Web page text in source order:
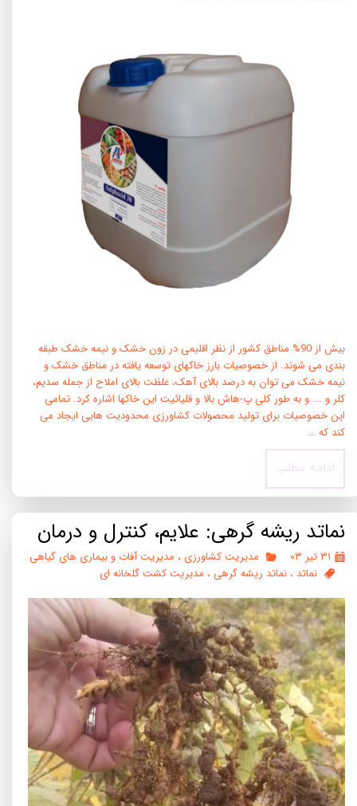
بیش از 90% مناطق کشور از نظر اقلیمی در زون خشک و نیمه خشک طبقه
بندی می شوند. از خصوصیات بارز خاکهای توسعه یافته در مناطق خشک و
نیمه خشک می توان به درصد بالای آهک، غلظت بالای املاح از جمله سدیم،
کلر و ... و به طور کلی پ-هاش بالا و قلیائیت این خاکها اشاره کرد. تمامی
این خصوصیات برای تولید محصولات کشاورزی محدودیت هایی ایجاد می
کند که …
ادامه مطلب
نماتد ریشه گرهی: علایم، کنترل و درمان
۳۱ تیر ۰۳ مدیریت کشاورزی ، مدیریت آفات و بیماری های گیاهی
نماتد ، نماتد ریشه گرهی ، مدیریت کشت گلخانه ای